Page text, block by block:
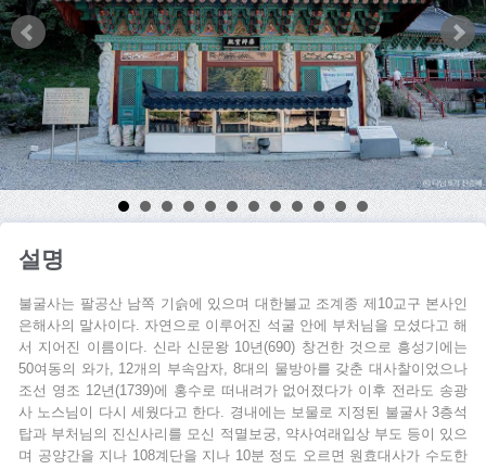
설명
불굴사는 팔공산 남쪽 기슭에 있으며 대한불교 조계종 제10교구 본사인
은해사의 말사이다. 자연으로 이루어진 석굴 안에 부처님을 모셨다고 해
서 지어진 이름이다. 신라 신문왕 10년(690) 창건한 것으로 흥성기에는
50여동의 와가, 12개의 부속암자, 8대의 물방아를 갖춘 대사찰이었으나
조선 영조 12년(1739)에 홍수로 떠내려가 없어졌다가 이후 전라도 송광
사 노스님이 다시 세웠다고 한다. 경내에는 보물로 지정된 불굴사 3층석
탑과 부처님의 진신사리를 모신 적멸보궁, 약사여래입상 부도 등이 있으
며 공양간을 지나 108계단을 지나 10분 정도 오르면 원효대사가 수도한